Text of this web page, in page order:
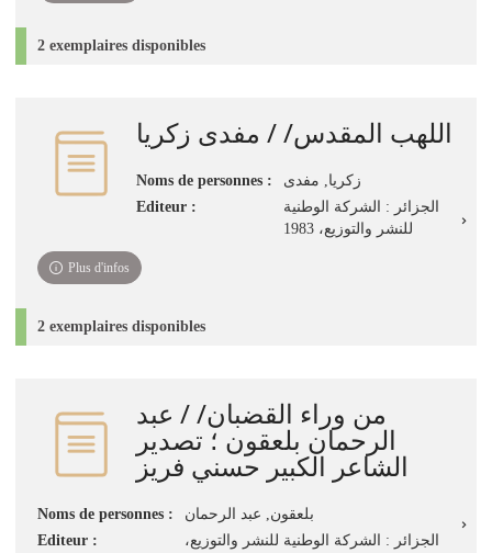
2 exemplaires disponibles
اللهب المقدس/ / مفدى زكريا
Noms de personnes :
زكريا, مفدى
Editeur :
الجزائر : الشركة الوطنية
للنشر والتوزيع، 1983
Plus d'infos
2 exemplaires disponibles
من وراء القضبان/ / عبد
الرحمان بلعقون ؛ تصدير
الشاعر الكبير حسني فريز
Noms de personnes :
بلعقون, عبد الرحمان
Editeur :
الجزائر : الشركة الوطنية للنشر والتوزيع،